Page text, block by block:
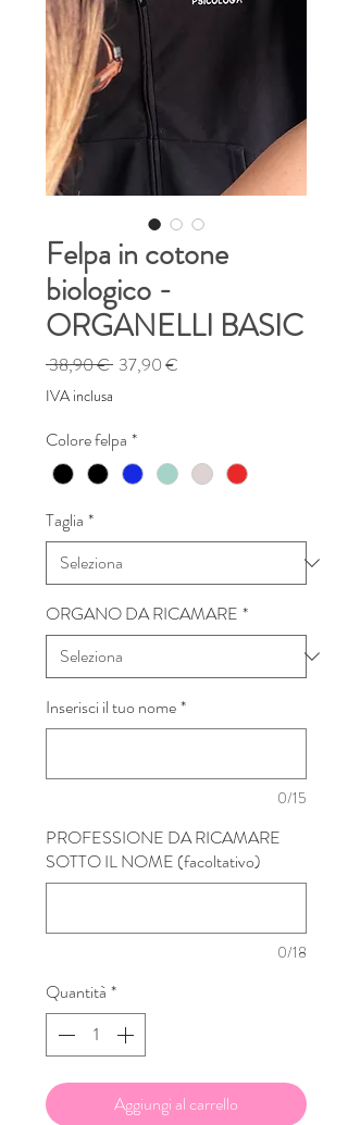
Felpa in cotone
biologico -
ORGANELLI BASIC
38,90 € Prezzo
37,90 €
IVA inclusa
Colore felpa *
Taglia *
ORGANO DA RICAMARE *
Inserisci il tuo nome*
0/15
PROFESSIONE DA RICAMARE
SOTTO IL NOME (facoltativo)
0/18
Quantità *
Aggiungi al carrello